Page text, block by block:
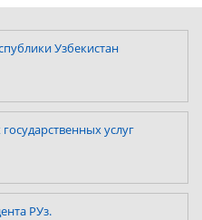
Узбекистан
услуг
РУз.